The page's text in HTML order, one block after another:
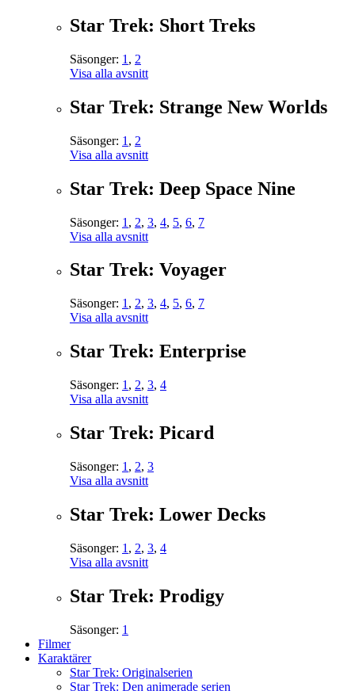
Star Trek: Short Treks
Säsonger: 1 , 2
Visa alla avsnitt
Star Trek: Strange New Worlds
Säsonger: 1 , 2
Visa alla avsnitt
Star Trek: Deep Space Nine
Säsonger: 1 , 2, 3, 4, 5, 6, 7
Visa alla avsnitt
Star Trek: Voyager
Säsonger: 1 , 2, 3, 4, 5, 6, 7
Visa alla avsnitt
Star Trek: Enterprise
Säsonger: 1 , 2, 3, 4
Visa alla avsnitt
Star Trek: Picard
Säsonger: 1 , 2, 3
Visa alla avsnitt
Star Trek: Lower Decks
Säsonger: 1 , 2, 3, 4
Visa alla avsnitt
Star Trek: Prodigy
Säsonger: 1
Filmer
Karaktärer
Star Trek: Originalserien
Star Trek: Den animerade serien